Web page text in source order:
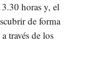
horas y, el
de forma
través de los